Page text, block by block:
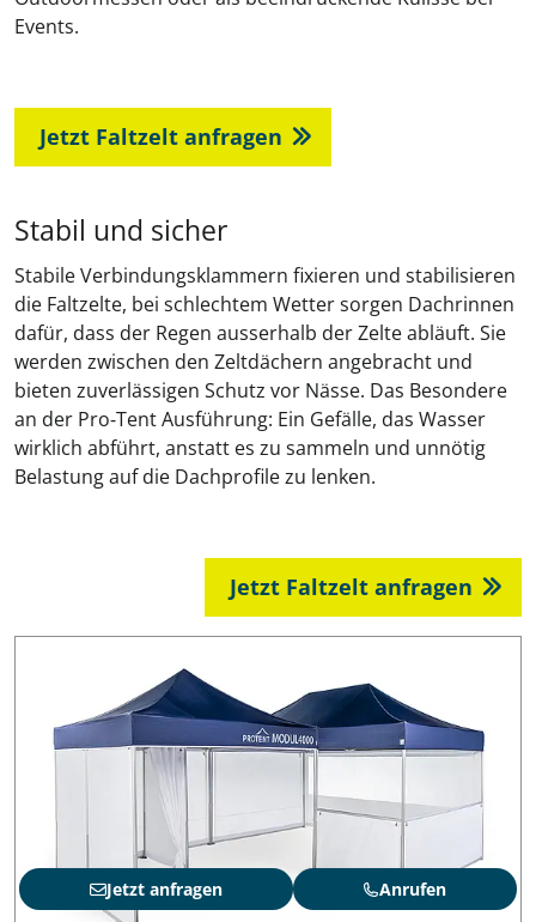
Events.
Jetzt Faltzelt anfragen
Stabil und sicher
Stabile Verbindungsklammern fixieren und stabilisieren
die Faltzelte, bei schlechtem Wetter sorgen Dachrinnen
dafür, dass der Regen ausserhalb der Zelte abläuft. Sie
werden zwischen den Zeltdächern angebracht und
bieten zuverlässigen Schutz vor Nässe. Das Besondere
an der Pro‑Tent Ausführung: Ein Gefälle, das Wasser
wirklich abführt, anstatt es zu sammeln und unnötig
Belastung auf die Dachprofile zu lenken.
Jetzt Faltzelt anfragen
Jetzt anfragen Anrufen